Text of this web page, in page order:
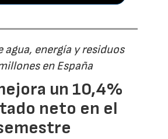
agua, energía y residuos
en España
un 10,4%
neto en el